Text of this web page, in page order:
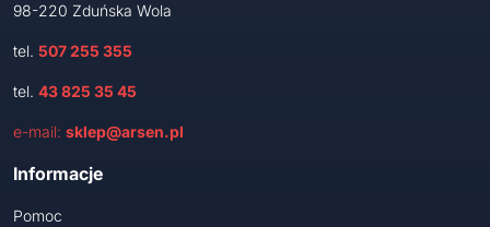
98-220 Zduńska Wola
tel. 507 255 355
tel. 43 825 35 45
e-mail: sklep@arsen.pl
Informacje
Pomoc